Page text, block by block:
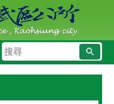
搜
尋